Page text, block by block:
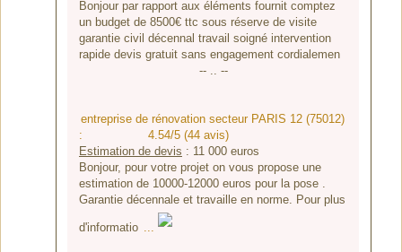
Bonjour par rapport aux éléments fournit comptez
un budget de 8500€ ttc sous réserve de visite
garantie civil décennal travail soigné intervention
rapide devis gratuit sans engagement cordialemen
-- .. --
entreprise de rénovation secteur PARIS 12 (75012)
:
4.54/5 (44 avis)
Estimation de devis : 11 000euros
Bonjour, pour votre projet on vous propose une
estimation de 10000-12000 euros pour la pose .
Garantie décennale et travaille en norme. Pour plus
d'informatio